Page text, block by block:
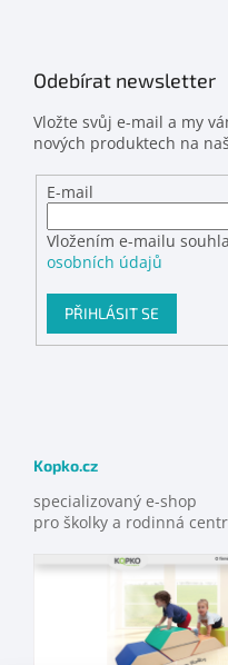
Odebírat newsletter
Vložte svůj e-mail a my
nových produktech na
E-mail
Vložením e-mailu
osobních údajů
PŘIHLÁSIT SE
Kopko.cz
specializovaný e-shop
pro školky a rodinná